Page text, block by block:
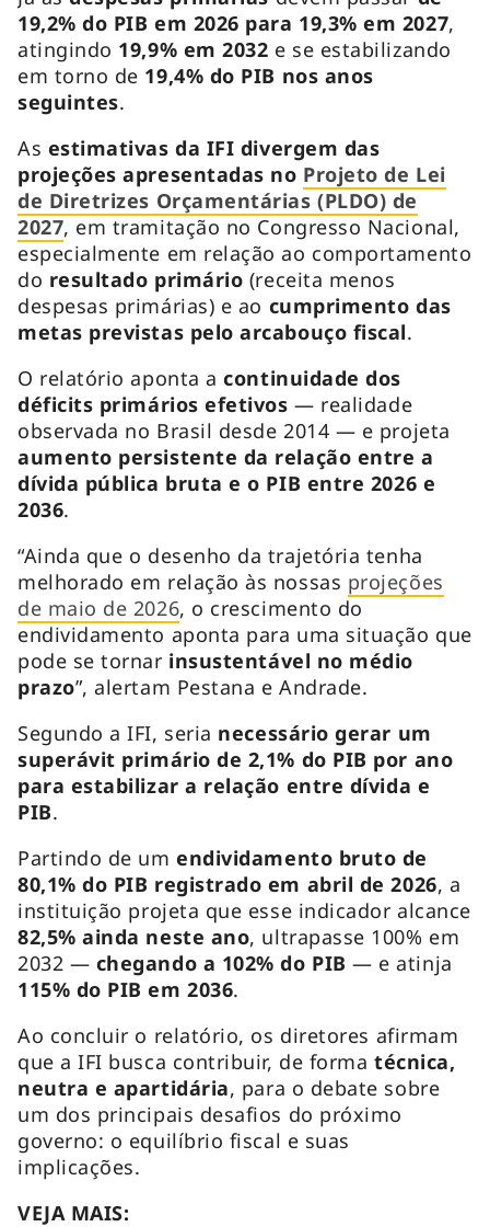
19,2% do PIB em 2026 para 19,3% em 2027,
atingindo 19,9% em 2032 e se estabilizando
em torno de 19,4% do PIB nos anos
seguintes.
As estimativas da IFI divergem das
projeções apresentadas no Projeto de Lei
de Diretrizes Orçamentárias (PLDO) de
2027, em tramitação no Congresso Nacional,
especialmente em relação ao comportamento
do resultado primário (receita menos
despesas primárias) e ao cumprimento das
metas previstas pelo arcabouço fiscal.
O relatório aponta a continuidade dos
déficits primários efetivos — realidade
observada no Brasil desde 2014 — e projeta
aumento persistente da relação entre a
dívida pública bruta e o PIB entre 2026 e
2036.
“Ainda que o desenho da trajetória tenha
melhorado em relação às nossas projeções
de maio de 2026, o crescimento do
endividamento aponta para uma situação que
pode se tornar insustentável no médio
prazo”, alertam Pestana e Andrade.
Segundo a IFI, seria necessário gerar um
superávit primário de 2,1% do PIB por ano
para estabilizar a relação entre dívida e
PIB.
Partindo de um endividamento bruto de
80,1% do PIB registrado em abril de 2026, a
instituição projeta que esse indicador alcance
82,5% ainda neste ano, ultrapasse 100% em
2032 — chegando a 102% do PIB — e atinja
115% do PIB em 2036.
Ao concluir o relatório, os diretores afirmam
que a IFI busca contribuir, de forma técnica,
neutra e apartidária, para o debate sobre
um dos principais desafios do próximo
governo: o equilíbrio fiscal e suas
implicações.
VEJA MAIS: